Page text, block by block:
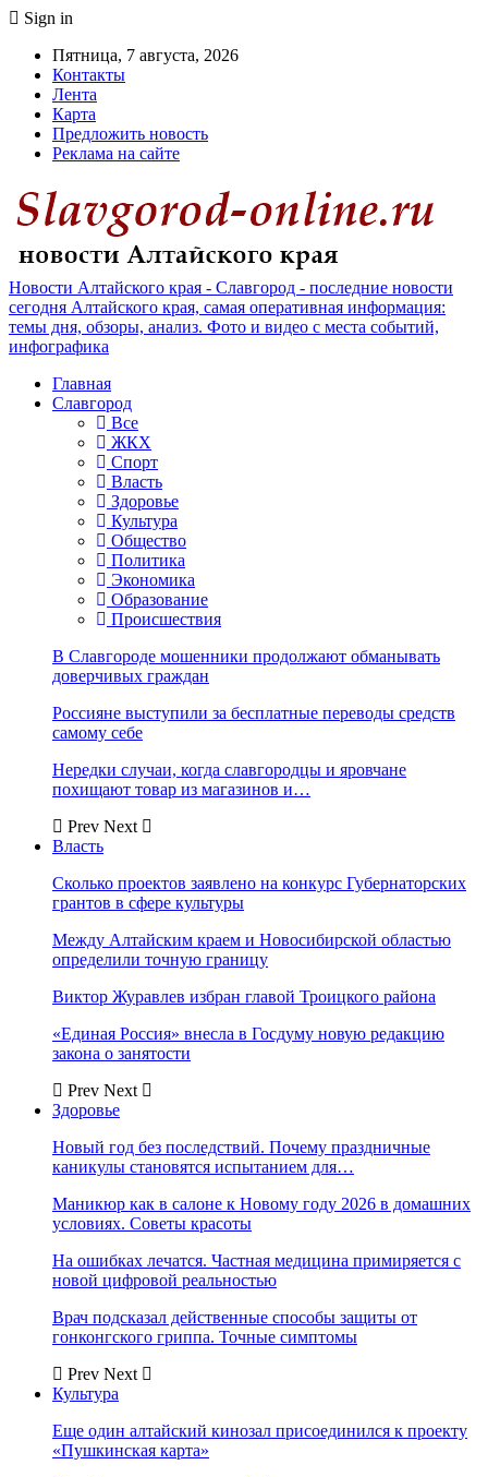
Sign in
Пятница, 7 августа, 2026
Контакты
Лента
Карта
Предложить новость
Реклама на сайте
Новости Алтайского края - Славгород - последние новости
сегодня Алтайского края, самая оперативная информация:
темы дня, обзоры, анализ. Фото и видео с места событий,
инфографика
Главная
Славгород
Все
ЖКХ
Спорт
Власть
Здоровье
Культура
Общество
Политика
Экономика
Образование
Происшествия
В Славгороде мошенники продолжают обманывать
доверчивых граждан
Россияне выступили за бесплатные переводы средств
самому себе
Нередки случаи, когда славгородцы и яровчане
похищают товар из магазинов и…
Prev Next
Власть
Сколько проектов заявлено на конкурс Губернаторских
грантов в сфере культуры
Между Алтайским краем и Новосибирской областью
определили точную границу
Виктор Журавлев избран главой Троицкого района
«Единая Россия» внесла в Госдуму новую редакцию
закона о занятости
Prev Next
Здоровье
Новый год без последствий. Почему праздничные
каникулы становятся испытанием для…
Маникюр как в салоне к Новому году 2026 в домашних
условиях. Советы красоты
На ошибках лечатся. Частная медицина примиряется с
новой цифровой реальностью
Врач подсказал действенные способы защиты от
гонконгского гриппа. Точные симптомы
Prev Next
Культура
Еще один алтайский кинозал присоединился к проекту
«Пушкинская карта»